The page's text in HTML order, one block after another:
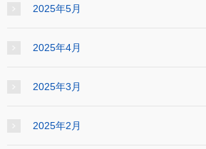
2025年5月
2025年4月
2025年3月
2025年2月